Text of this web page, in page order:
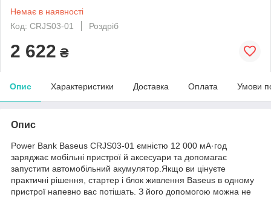
Немає в наявності
Код: CRJS03-01
Роздріб
2 622 ₴
Опис Характеристики Доставка Оплата Умови
Опис
Power Bank Baseus CRJS03-01 ємністю 12 000 мА·год
заряджає мобільні пристрої й аксесуари та допомагає
запустити автомобільний акумулятор.Якщо ви цінуєте
практичні рішення, стартер і блок живлення Baseus в одному
пристрої напевно вас потішать. З його допомогою можна не